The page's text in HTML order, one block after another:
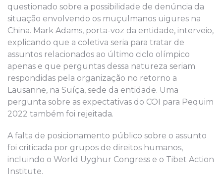
questionado sobre a possibilidade de denúncia da
situação envolvendo os muçulmanos uigures na
China. Mark Adams, porta-voz da entidade, interveio,
explicando que a coletiva seria para tratar de
assuntos relacionados ao último ciclo olímpico
apenas e que perguntas dessa natureza seriam
respondidas pela organização no retorno a
Lausanne, na Suíça, sede da entidade. Uma
pergunta sobre as expectativas do COI para Pequim
2022 também foi rejeitada.
A falta de posicionamento público sobre o assunto
foi criticada por grupos de direitos humanos,
incluindo o World Uyghur Congress e o Tibet Action
Institute.